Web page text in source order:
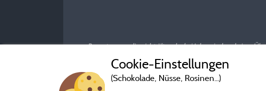
Bewertungen, die nicht älter als drei Jahre sind und einer
Cookie-Einstellungen
(Schokolade, Nüsse, Rosinen...)